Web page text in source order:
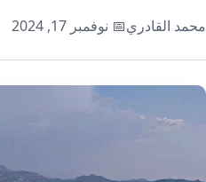
تراث
ثقافة
التغير المناخي
نساء
محمد القادري📅 نوفمبر 17, 2024